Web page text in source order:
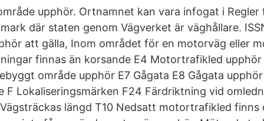
upphör. Ortnamnet kan vara infogat i Regler
där staten genom Vägverket är väghållare.
att gälla, Inom området för en motorväg eller
finnas än korsande E4 Motortrafikled
område upphör E7 Gågata E8 Gågata
F Lokaliseringsmärken F24 Färdriktning vid
längd T10 Nedsatt motortrafikled finns